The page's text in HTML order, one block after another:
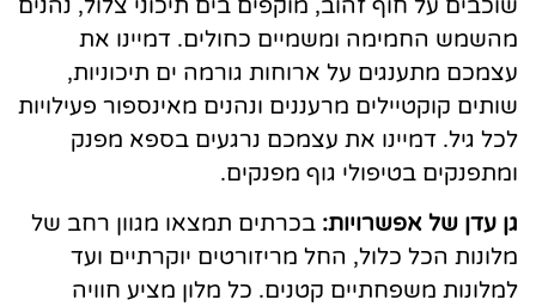
שוכבים על חוף זהוב, מוקפים בים תיכוני צלול, נהנים
מהשמש החמימה ומשמיים כחולים. דמיינו את
עצמכם מתענגים על ארוחות גורמה ים תיכוניות,
שותים קוקטיילים מרעננים ונהנים מאינספור פעילויות
לכל גיל. דמיינו את עצמכם נרגעים בספא מפנק
ומתפנקים בטיפולי גוף מפנקים.
גן עדן של אפשרויות: בכרתים תמצאו מגוון רחב של
מלונות הכל כלול, החל מריזורטים יוקרתיים ועד
למלונות משפחתיים קטנים. כל מלון מציע חוויה